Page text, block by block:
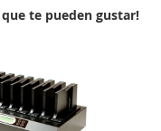
te pueden gustar!